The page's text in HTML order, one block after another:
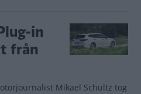
in
från
Mikael Schultz tog